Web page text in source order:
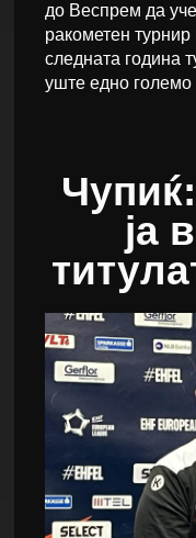
до Веспрем да
ракометен
следната година
уште едно големо
ја